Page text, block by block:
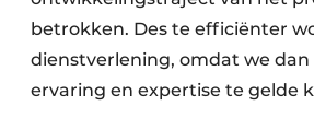
betrokken. Des te efficiënter
dienstverlening, omdat we dan
ervaring en expertise te gelde